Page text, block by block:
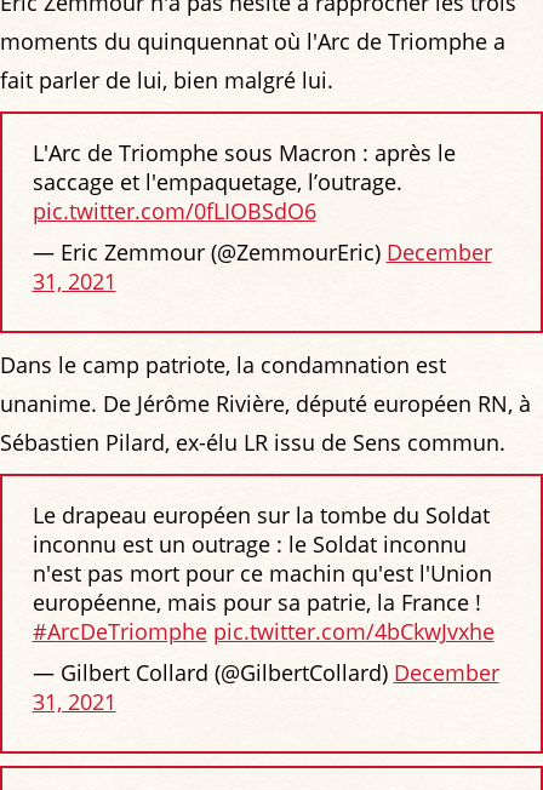
moments du quinquennat où l'Arc de Triomphe a
fait parler de lui, bien malgré lui.
L'Arc de Triomphe sous Macron : après le
saccage et l'empaquetage, l’outrage.
pic.twitter.com/0fLIOBSdO6
— Eric Zemmour (@ZemmourEric) December
31, 2021
Dans le camp patriote, la condamnation est
unanime. De Jérôme Rivière, député européen RN, à
Sébastien Pilard, ex-élu LR issu de Sens commun.
Le drapeau européen sur la tombe du Soldat
inconnu est un outrage : le Soldat inconnu
n'est pas mort pour ce machin qu'est l'Union
européenne, mais pour sa patrie, la France !
#ArcDeTriomphe pic.twitter.com/4bCkwJvxhe
— Gilbert Collard (@GilbertCollard) December
31, 2021